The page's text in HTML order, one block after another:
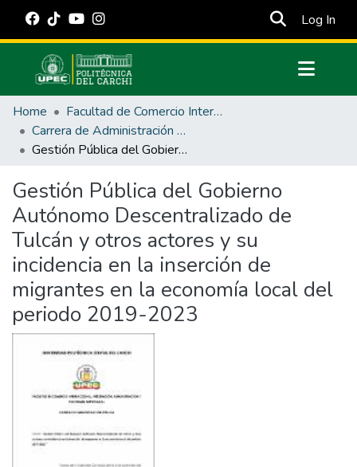
Log In
Communities & Collections
All of DSpace
Statistics
Estadísticas Externas
Manuales
Home
Facultad de Comercio Internacional, Integración, Administración y Economía Empresarial
Carrera de Administración Pública
Gestión Pública del Gobierno Autónomo Descentralizado de Tulcán y otros actores y su incidencia en la inserción de migrantes en la economía local del periodo 2019-2023
Gestión Pública del Gobierno
Autónomo Descentralizado de
Tulcán y otros actores y su
incidencia en la inserción de
migrantes en la economía local del
periodo 2019-2023